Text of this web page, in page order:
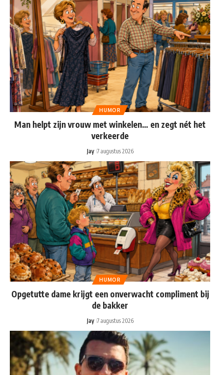
HUMOR
Man helpt zijn vrouw met winkelen… en zegt nét het
verkeerde
Jay 7 augustus 2026
HUMOR
Opgetutte dame krijgt een onverwacht compliment bij
de bakker
Jay 7 augustus 2026